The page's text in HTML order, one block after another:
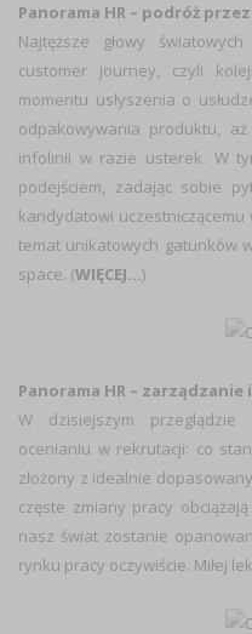
Panorama HR – podróż
Najtęższe głowy
customer journey, czyli
momentu usłyszenia o
odpakowywania produktu,
infolinii w razie usterek. W
podejściem, zadając sobie
kandydatowi uczestniczącemu
temat unikatowych gatunków
space. (WIĘCEJ…)
Panorama HR –
W dzisiejszym przeglądzie
ocenianiu w rekrutacji: co
złożony z idealnie
częste zmiany pracy
nasz świat zostanie
rynku pracy oczywiście. Miłej